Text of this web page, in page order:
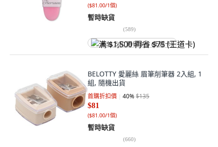
($81.00/1個)
暫時缺貨
(589)
满 $1,500 再省 $75 (王道卡)
BELOTTY 愛麗絲 眉筆削筆器 2入組, 1
組, 隨機出貨
首購折扣價 40%$135
$81
($81.00/1個)
暫時缺貨
(660)